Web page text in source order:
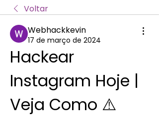
Voltar
Webhackkevin
17 de março de 2024
Hackear
Instagram Hoje |
Veja Como ⚠️